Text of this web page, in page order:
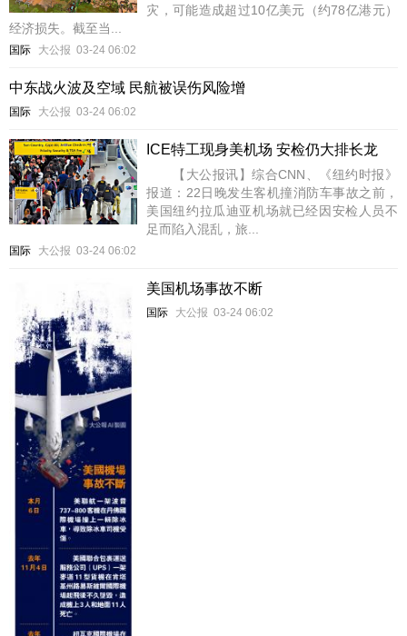
灾，可能造成超过10亿美元（约78亿港元）
经济损失。截至当...
国际 大公报 03-24 06:02
中东战火波及空域 民航被误伤风险增
国际 大公报 03-24 06:02
ICE特工现身美机场 安检仍大排长龙
【大公报讯】综合CNN、《纽约时报》
报道：22日晚发生客机撞消防车事故之前，
美国纽约拉瓜迪亚机场就已经因安检人员不
足而陷入混乱，旅...
国际 大公报 03-24 06:02
美国机场事故不断
国际 大公报 03-24 06:02